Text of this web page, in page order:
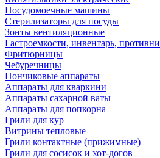
Посудомоечные машины
Стерилизаторы для посуды
Зонты вентиляционные
Гастроемкости, инвентарь, противни
Фритюрницы
Чебуречницы
Пончиковые аппараты
Аппараты для кваркини
Аппараты сахарной ваты
Аппараты для попкорна
Грили для кур
Витрины тепловые
Грили контактные (прижимные)
Грили для сосисок и хот-догов